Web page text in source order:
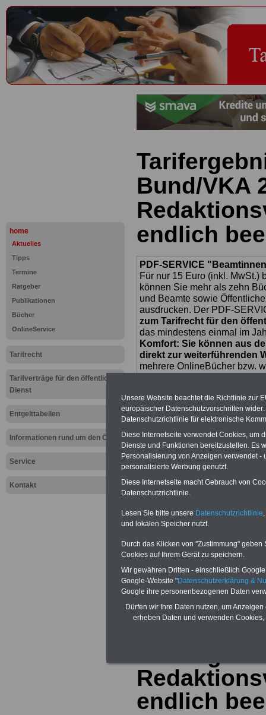
home
Aktuelles
Tipps
Termine
Ratgeber
Publikationen
Bücher
OnlineService
Tarifrecht
Tarifverträge für den öffentlichen
Dienst
Entgelttabellen
Informationen rund um den ÖD
Service
Kontakt
Bund/VKA
endlich
PDF-SERVICE
Für nur 15 Euro (inkl. MwSt.)
können Sie mehr als zehn
und Beamte sowie
ausdrucken. Der PDF-
zum Tarifrecht für den
das mindestens einmal im
Komfort: Sie können aus
direkt zur weiterführenden
mehrere OnlineBücher bzw.
Nebentätig-keitsrecht für
wir ausgewählte Links, z.B.
Teilzeitantrag usw.>>>hier
Hier den
Sigma
Zur Übersicht
dem Tarifrecht
Dienst
endlich
Unsere Website beachtet die Richtlinie zur
europäischer Datenschutzvorschriften
Datenschutzrichtlinie für elektronische
Diese Internetseite verwendet Cookies, um
Dienste und Funktionen bereitzustellen. Es
Personalisierung von Anzeigen verwendet
personalisierte Werbung genutzt.
Diese Internetseite macht Gebrauch von
Datenschutzrichtlinie.
Lesen Sie bitte unsere Datenschutzrichtlinie
und lokalen Speicher nutzt.
Durch das Klicken von "Zustimmung"
Cookies auf Ihrem Gerät zu speichern.
Wir gewähren Dritten - einschließlich
Google-Website "Datenschutzerklärung &
Google ihre personenbezogenen Daten
Dürfen wir Ihre Daten nutzen, um
erheben Daten und verwenden